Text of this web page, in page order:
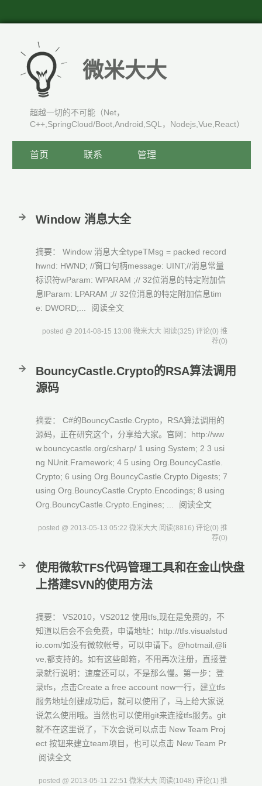
微米大大
超越一切的不可能（Net，
C++,SpringCloud/Boot,Android,SQL，Nodejs,Vue,React）
首页 联系 管理
Window 消息大全
摘要： Window 消息大全typeTMsg = packed record
hwnd: HWND; //窗口句柄message: UINT;//消息常量
标识符wParam: WPARAM ;// 32位消息的特定附加信
息lParam: LPARAM ;// 32位消息的特定附加信息tim
e: DWORD;...
阅读全文
posted @ 2014-08-15 13:08 微米大大 阅读(325) 评论(0) 推
荐(0)
BouncyCastle.Crypto的RSA算法调用
源码
摘要： C#的BouncyCastle.Crypto，RSA算法调用的
源码，正在研究这个，分享给大家。官网：http://ww
w.bouncycastle.org/csharp/ 1 using System; 2 3 usi
ng NUnit.Framework; 4 5 using Org.BouncyCastle.
Crypto; 6 using Org.BouncyCastle.Crypto.Digests; 7
using Org.BouncyCastle.Crypto.Encodings; 8 using
Org.BouncyCastle.Crypto.Engines; ...
阅读全文
posted @ 2013-05-13 05:22 微米大大 阅读(8816) 评论(0) 推
荐(0)
使用微软TFS代码管理工具和在金山快盘
上搭建SVN的使用方法
摘要： VS2010，VS2012 使用tfs,现在是免费的，不
知道以后会不会免费，申请地址：http://tfs.visualstud
io.com/如没有微软帐号，可以申请下。@hotmail,@li
ve,都支持的。如有这些邮箱，不用再次注册，直接登
录就行说明：速度还可以，不是那么慢。第一步：登
录tfs，点击Create a free account now一行，建立tfs
服务地址创建成功后，就可以使用了，马上给大家说
说怎么使用哦。当然也可以使用git来连接tfs服务。git
就不在这里说了，下次会说可以点击 New Team Proj
ect 按钮来建立team项目，也可以点击 New Team Pr
阅读全文
posted @ 2013-05-11 22:51 微米大大 阅读(1048) 评论(1) 推